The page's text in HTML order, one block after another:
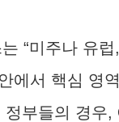
“미주나 유
에서 핵심 영
부들의 경우,